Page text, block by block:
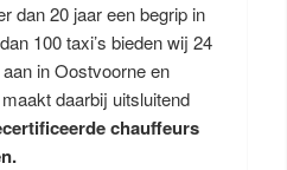
dan 20 jaar een begrip in
100 taxi’s bieden wij 24
in Oostvoorne en
daarbij uitsluitend
chauffeurs